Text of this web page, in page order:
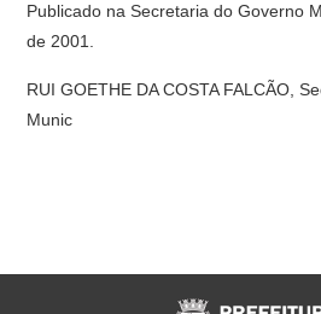
Publicado na Secretaria do Governo
de 2001.
RUI GOETHE DA COSTA FALCÃO,
Munic